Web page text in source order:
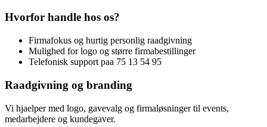
Hvorfor handle hos os?
Firmafokus og hurtig personlig raadgivning
Mulighed for logo og større firmabestillinger
Telefonisk support paa 75 13 54 95
Raadgivning og branding
Vi hjaelper med logo, gavevalg og firmaløsninger til events,
medarbejdere og kundegaver.